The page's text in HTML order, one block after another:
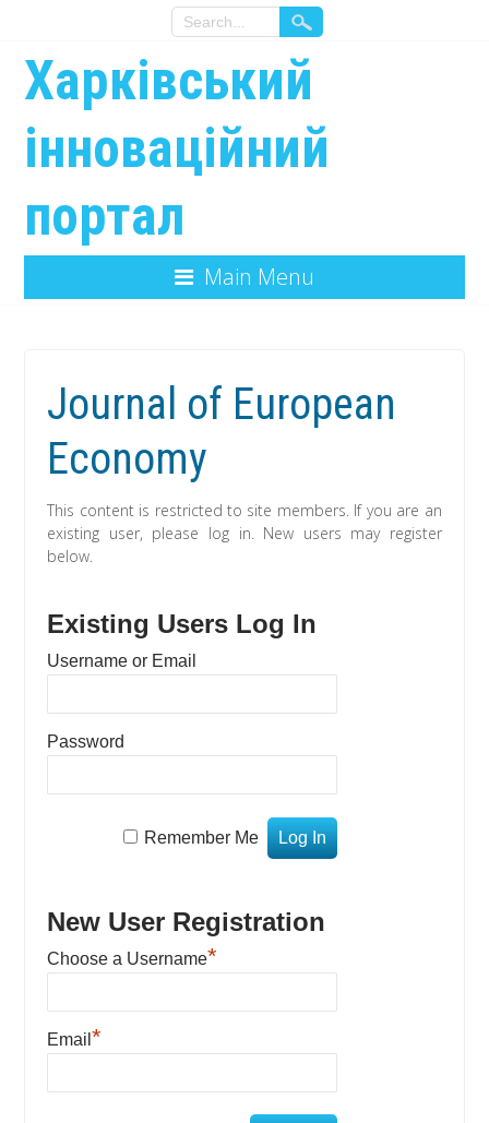
Харківський
інноваційний
портал
Main Menu
Journal of European
Economy
This content is restricted to site members. If you are an
existing user, please log in. New users may register
below.
Existing Users Log In
Username or Email
Password
Remember Me
New User Registration
Choose a Username*
Email*